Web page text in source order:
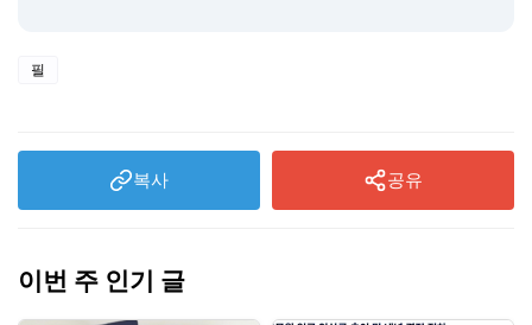
필
복사 공유
이번 주 인기 글